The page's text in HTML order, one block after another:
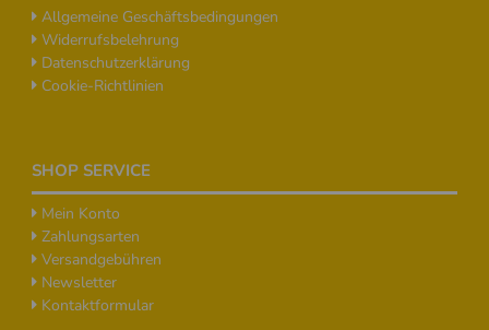
Allgemeine Geschäftsbedingungen
Widerrufsbelehrung
Datenschutzerklärung
Cookie-Richtlinien
SHOP SERVICE
Mein Konto
Zahlungsarten
Versandgebühren
Newsletter
Kontaktformular